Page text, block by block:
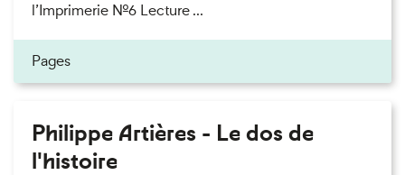
l’Imprimerie n°6 Lecture ...
Pages
Philippe Artières - Le dos de
l'histoire